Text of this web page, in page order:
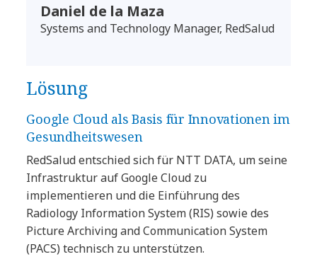
Daniel de la Maza
Systems and Technology Manager, RedSalud
Lösung
Google Cloud als Basis für Innovationen im
Gesundheitswesen
RedSalud entschied sich für NTT DATA, um seine
Infrastruktur auf Google Cloud zu
implementieren und die Einführung des
Radiology Information System (RIS) sowie des
Picture Archiving and Communication System
(PACS) technisch zu unterstützen.